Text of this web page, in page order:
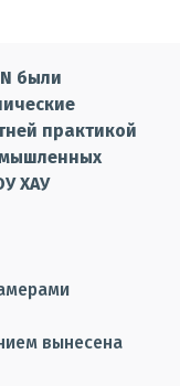
были
практикой
ХАУ
вынесена